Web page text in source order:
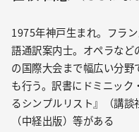
1975年神戸生まれ。フラ
語通訳案内士。オペラな
の国際大会まで幅広い分
も行う。訳書にドミニック
るシンプルリスト』（講談
（中経出版）等がある